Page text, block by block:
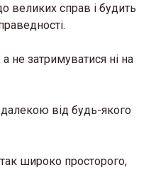
великих справ і будить
не затримуватися ні на
від будь-якого
широко просторого,